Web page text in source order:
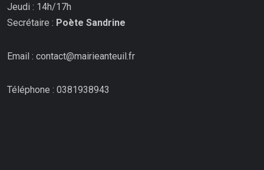
Jeudi : 14h/17h
Secrétaire : Poète Sandrine
Email : contact@mairieanteuil.fr
Téléphone : 0381938943